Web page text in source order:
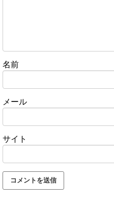
名前
メール
サイト